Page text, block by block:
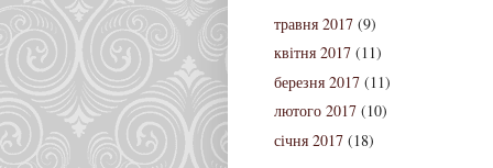
травня 2017 (9)
квітня 2017 (11)
березня 2017 (11)
лютого 2017 (10)
січня 2017 (18)